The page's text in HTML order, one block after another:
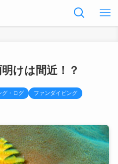
けは間近！？
グ・ログ ファンダイビング